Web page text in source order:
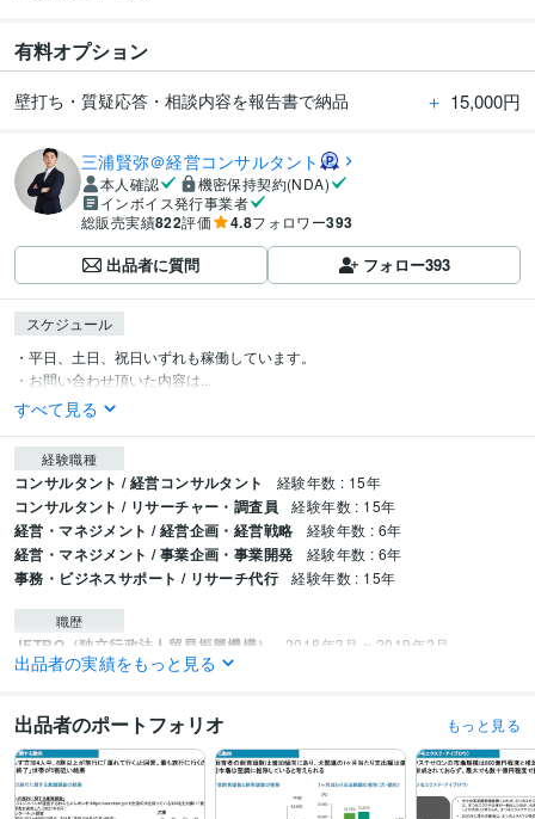
有料オプション
壁打ち・質疑応答・相談内容を報告書で納品 ＋ 15,000円
三浦賢弥＠経営コンサルタント
本人確認
機密保持契約(NDA)
インボイス発行事業者
総販売実績822評価 4.8フォロワー393
出品者に質問 フォロー393
スケジュール
・平日、土日、祝日いずれも稼働しています。
・お問い合わせ頂いた内容は...
すべて見る
経験職種
コンサルタント / 経営コンサルタント 経験年数 : 15年
コンサルタント / リサーチャー・調査員 経験年数 : 15年
経営・マネジメント / 経営企画・経営戦略 経験年数 : 6年
経営・マネジメント / 事業企画・事業開発 経験年数 : 6年
事務・ビジネスサポート / リサーチ代行 経験年数 : 15年
職歴
JETRO（独立行政法人貿易振興機構） 2018年3月 ~ 2019年2月
ONE-VALUE株式会社 2019年3月 ~ 2025年11月
受賞歴
筑波大学大学院修士論文優秀賞 ベトナムの有望ビジネスセクター2019年セ
ミナーでの講演
分析レポート「ベトナムの再生可能エネルギー市場の見通
し」 分析レポート「ベトナムのバイオマス発電市場の今後」
分析レポー
出品者の実績をもっと見る
出品者のポートフォリオ もっと見る